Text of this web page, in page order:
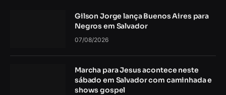
Gilson Jorge lança Buenos Aires para
Negros em Salvador
07/08/2026
Marcha para Jesus acontece neste
sábado em Salvador com caminhada e
shows gospel